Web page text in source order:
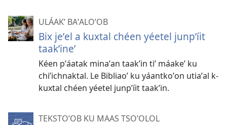
ULÁAKʼ BAʼALOʼOB
Bix jeʼel a kuxtal chéen yéetel junpʼíit
taakʼineʼ
Kéen pʼáatak minaʼan taakʼin tiʼ máakeʼ ku
chiʼichnaktal. Le Bibliaoʼ ku yáantkoʼon utiaʼal k-
kuxtal chéen yéetel junpʼíit taakʼin.
TEKSTOʼOB KU MAAS TSOʼOLOL